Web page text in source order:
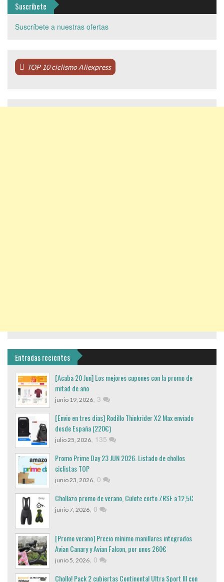
Suscríbete
Suscríbete a nuestras ofertas
TOP 10 ciclismo Aliexpress
Entradas recientes
[Acaba 20 Jun] Los mejores cupones con la promo de
mitad de año
junio 19, 2026, 3
[Envio en tres dias] Rodillo Thinkrider X2 Max enviado
desde España (220€)
julio 25, 2026, 135
Promo Prime Day 23 JUN 2026. Listado de chollos
ciclistas TOP
junio 23, 2026, 0
Chollazo promo de verano, Culote corto ZRSE a 12,5€
junio 7, 2026, 0
[Promo verano] Precio mínimo manillares integrados
Avian Canary y Avian Falcon, por unos 260€
junio 5, 2026, 0
Chollo! Pack 2 cubiertas Continental Ultra Sport III con